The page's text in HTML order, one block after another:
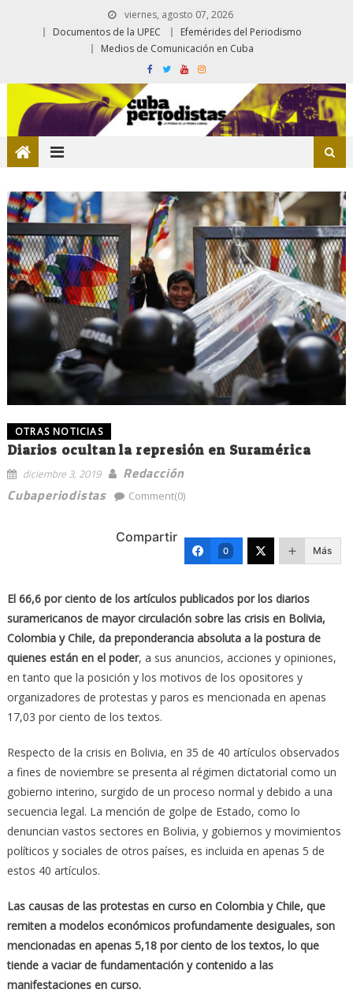
viernes, agosto 07, 2026
Documentos de la UPEC
Efemérides del Periodismo
Medios de Comunicación en Cuba
OTRAS NOTICIAS
Diarios ocultan la represión en Suramérica
diciembre 3, 2019
Redacción
Cubaperiodistas
Comment(0)
Compartir
0 Más
El 66,6 por ciento de los artículos publicados por los diarios
suramericanos de mayor circulación sobre las crisis en Bolivia,
Colombia y Chile, da preponderancia absoluta a la postura de
quienes están en el poder, a sus anuncios, acciones y opiniones,
en tanto que la posición y los motivos de los opositores y
organizadores de protestas y paros es mencionada en apenas
17,03 por ciento de los textos.
Respecto de la crisis en Bolivia, en 35 de 40 artículos observados
a fines de noviembre se presenta al régimen dictatorial como un
gobierno interino, surgido de un proceso normal y debido a una
secuencia legal. La mención de golpe de Estado, como lo
denuncian vastos sectores en Bolivia, y gobiernos y movimientos
políticos y sociales de otros países, es incluida en apenas 5 de
estos 40 artículos.
Las causas de las protestas en curso en Colombia y Chile, que
remiten a modelos económicos profundamente desiguales, son
mencionadas en apenas 5,18 por ciento de los textos, lo que
tiende a vaciar de fundamentación y contenido a las
manifestaciones en curso.